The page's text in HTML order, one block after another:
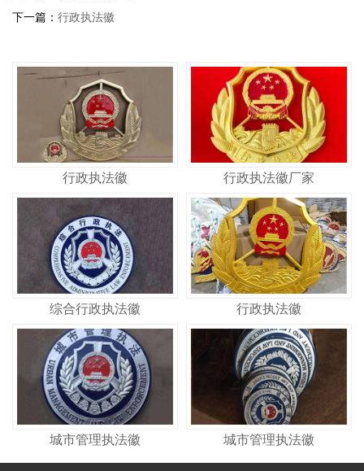
下一篇： 行政执法徽
行政执法徽 行政执法徽厂家
综合行政执法徽 行政执法徽
城市管理执法徽 城市管理执法徽